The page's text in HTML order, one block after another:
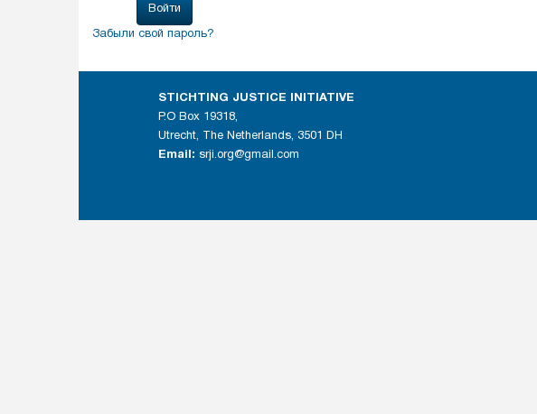
Забыли свой пароль?
STICHTING JUSTICE INITIATIVE
P.O Box 19318,
Utrecht, The Netherlands, 3501 DH
Email: srji.org@gmail.com